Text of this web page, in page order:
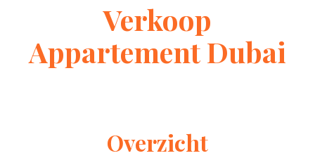
Verkoop
Appartement Dubai
Overzicht